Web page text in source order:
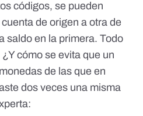
códigos, se pueden
de origen a otra de
saldo en la primera. Todo
cómo se evita que un
de las que en
dos veces una misma